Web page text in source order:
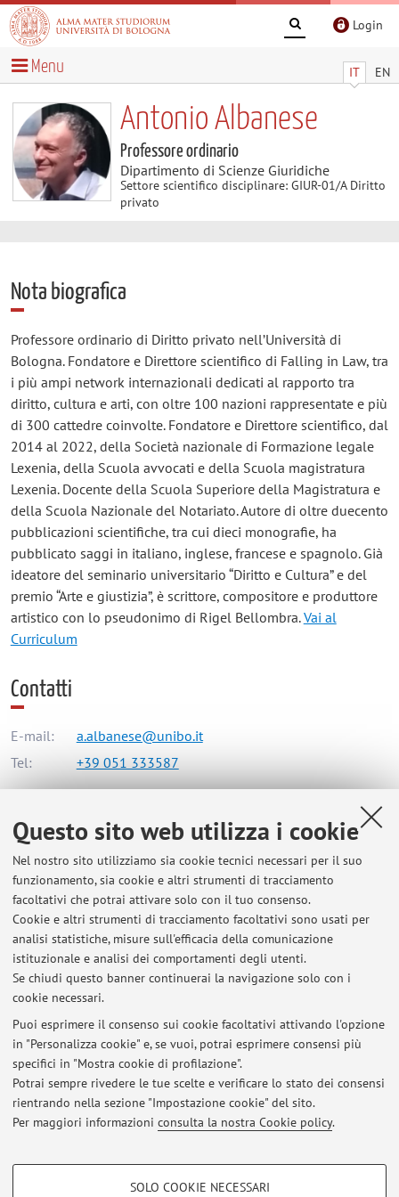
Questo sito web utilizza i cookie
Nel nostro sito utilizziamo sia cookie tecnici necessari per il suo
funzionamento, sia cookie e altri strumenti di tracciamento
facoltativi che potrai attivare solo con il tuo consenso.
Cookie e altri strumenti di tracciamento facoltativi sono usati per
analisi statistiche, misure sull'efficacia della comunicazione
istituzionale e analisi dei comportamenti degli utenti.
Se chiudi questo banner continuerai la navigazione solo con i
cookie necessari.
Puoi esprimere il consenso sui cookie facoltativi attivando l'opzione
in "Personalizza cookie" e, se vuoi, potrai esprimere consensi più
specifici in "Mostra cookie di profilazione".
Potrai sempre rivedere le tue scelte e verificare lo stato dei consensi
rientrando nella sezione "Impostazione cookie" del sito.
Per maggiori informazioni consulta la nostra Cookie policy.
COOKIE DI PROFILAZIONE - FACOLTATIVI
SOLO COOKIE NECESSARI
Login
IT EN
Menu
Antonio Albanese
Professore ordinario
Dipartimento di Scienze Giuridiche
Settore scientifico disciplinare: GIUR-01/A Diritto
privato
Nota biografica
Professore ordinario di Diritto privato nell’Università di
Bologna. Fondatore e Direttore scientifico di Falling in Law, tra
i più ampi network internazionali dedicati al rapporto tra
diritto, cultura e arti, con oltre 100 nazioni rappresentate e più
di 300 cattedre coinvolte. Fondatore e Direttore scientifico, dal
2014 al 2022, della Società nazionale di Formazione legale
Lexenia, della Scuola avvocati e della Scuola magistratura
Lexenia. Docente della Scuola Superiore della Magistratura e
della Scuola Nazionale del Notariato. Autore di oltre duecento
pubblicazioni scientifiche, tra cui dieci monografie, ha
pubblicato saggi in italiano, inglese, francese e spagnolo. Già
ideatore del seminario universitario “Diritto e Cultura” e del
premio “Arte e giustizia”, è scrittore, compositore e produttore
artistico con lo pseudonimo di Rigel Bellombra.Vai al
Curriculum
Contatti
E-mail:
a.albanese@unibo.it
Tel:
+39 051 333587
Dipartimento di Scienze Giuridiche
Via Zamboni 27/29, Bologna -
Vai alla mappa
Risorse in rete
ORCID
Ultimi avvisi
Lezione 23.10.2025
Pubblicato il: 21 ottobre 2025